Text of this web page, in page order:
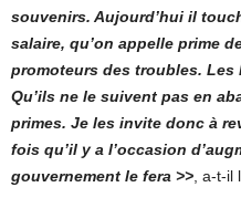
souvenirs. Aujourd’hui il
salaire, qu’on appelle prime
promoteurs des troubles. Les
Qu’ils ne le suivent pas en
primes. Je les invite donc à
fois qu’il y a l’occasion
gouvernement le fera >> , a-t-il